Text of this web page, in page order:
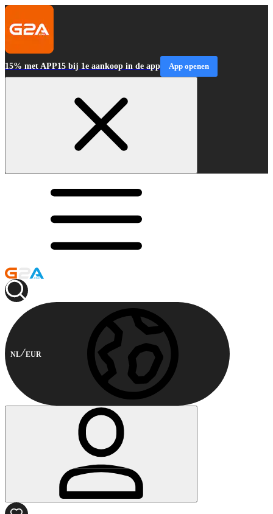
15% met APP15 bij 1e aankoop in de app App openen
NL EUR